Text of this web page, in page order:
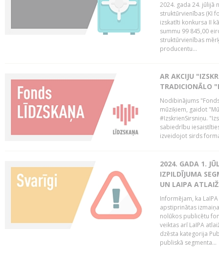
2024. gada 24. jūlijā
struktūrvienības (KI
izskatīti konkursa II
summu 99 845,00
struktūrvienības
producentu...
AR AKCIJU
TRADICIONĀLO
Nodibinājums
mūziķiem, gaidot
#IzskrienSirsniņu.
sabiedrību
izveidojot sirds
2024. GADA 1.
IZPILDĪJUMA
UN LAIPA
Informējam, ka
apstiprinātas
nolūkos publicētu
veiktas arī LaIPA
dzēsta kategorija
publiskā segmenta...